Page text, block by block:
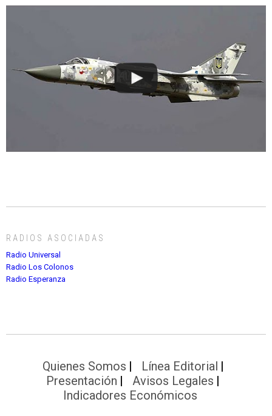
RADIOS ASOCIADAS
Radio Universal
Radio Los Colonos
Radio Esperanza
Quienes Somos
Línea Editorial
Presentación
Avisos Legales
Indicadores Económicos